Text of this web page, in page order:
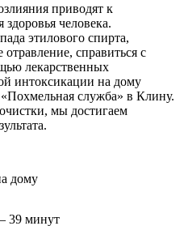
приводят к
человека.
этилового спирта,
справиться с
лекарственных
интоксикации на дому
служба» в Клину.
мы достигаем
дому
39 минут